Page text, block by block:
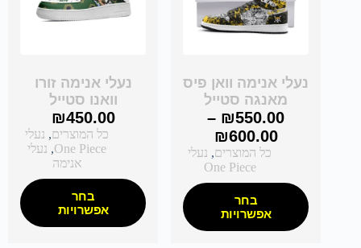
נעלי אנימה וואן פיס
מאנגה סטייל
₪550.00
–
₪600.00
כל המוצרים, נעלי
One Piece
בחר
אפשרויות
נעלי אנימה זורו
וואנו סטייל
₪450.00
כל המוצרים, נעלי
One Piece
, נעלי
אנימה
בחר
אפשרויות